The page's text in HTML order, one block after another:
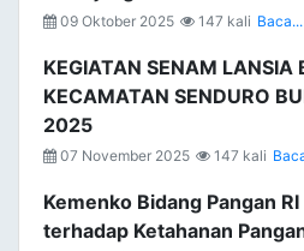
09 Oktober 2025 147 kali Baca...
KEGIATAN SENAM LANSIA
KECAMATAN SENDURO
2025
07 November 2025 147 kali
Kemenko Bidang Pangan
terhadap Ketahanan